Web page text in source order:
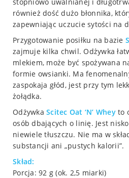
również dość dużo błonnika,
zapewniając uczucie sytości na
Przygotowanie posiłku na bazie
zajmuje kilka chwil. Odżywka
mlekiem, może być spożywana
formie owsianki. Ma
zaspokaja głód, jest przy tym
żołądka.
Odżywka Scitec Oat ‘N’ Whey to
osób dbających o linię. Jest
niewiele tłuszczu. Nie ma w
substancji ani „pustych kalorii”.
Skład:
Porcja: 92 g (ok. 2,5 miarki)